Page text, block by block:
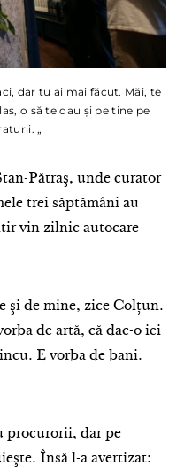
dar tu ai mai făcut. Măi, te
o să te dau şi pe tine pe
„
Pătraş, unde curator
trei săptămâni au
vin zilnic autocare
şi de mine, zice Colţun.
de artă, că dac-o iei
E vorba de bani.
procurorii, dar pe
Însă l-a avertizat: